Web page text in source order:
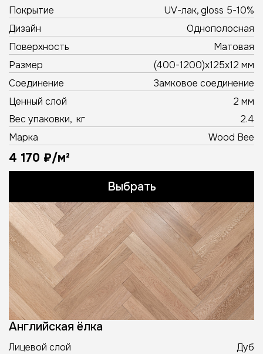
Покрытие
UV-лак, gloss 5-10%
Дизайн
Однополосная
Поверхность
Матовая
Размер
(400-1200)х125х12 мм
Соединение
Замковое соединение
Ценный слой
2 мм
Вес упаковки, кг
2.4
Марка
Wood Bee
4 170 ₽/м²
Выбрать
Английская ёлка
Лицевой слой
Дуб